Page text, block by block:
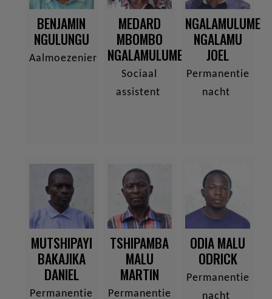
BENJAMIN
NGULUNGU
Aalmoezenier
MEDARD
MBOMBO
NGALAMULUME
Sociaal
assistent
NGALAMULUME
NGALAMU
JOEL
Permanentie
nacht
MUTSHIPAYI
BAKAJIKA
DANIEL
Permanentie
TSHIPAMBA
MALU
MARTIN
Permanentie
ODIA MALU
ODRICK
Permanentie
nacht